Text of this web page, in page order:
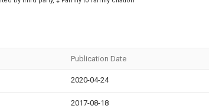
Publication Date
2020-04-24
2017-08-18